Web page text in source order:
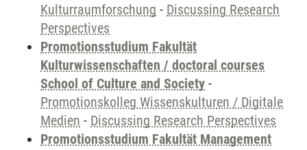
Kulturraumforschung - Discussing Research
Perspectives
Promotionsstudium Fakultät
Kulturwissenschaften / doctoral courses
School of Culture and Society -
Promotionskolleg Wissenskulturen / Digitale
Medien - Discussing Research Perspectives
Promotionsstudium Fakultät Management